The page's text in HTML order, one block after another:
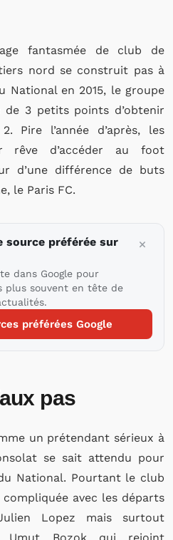
fantasmée de club de
nord se construit pas à
National en 2015, le groupe
3 petits points d’obtenir
Pire l’année d’après, les
rêve d’accéder au foot
d’une différence de buts
le Paris FC.
source préférée sur
dans Google pour
plus souvent en tête de
préférées Google
pas
un prétendant sérieux à
se sait attendu pour
National. Pourtant le club
avec les départs
Lopez mais surtout